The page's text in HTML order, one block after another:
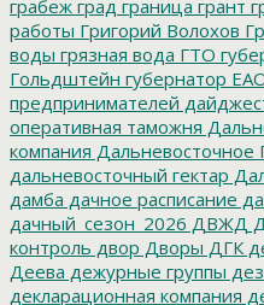
грабеж град граница грант
работы Григорий Волохов
воды грязная вода ГТО
Гольдштейн губернатор
предпринимателей
оперативная таможня
компания Дальневосточное
дальневосточный гектар
дамба дачное расписание
дачный_сезон_2026 ДВЖД
контроль двор Дворы ДГК
Деева дежурные группы
декларационная компания